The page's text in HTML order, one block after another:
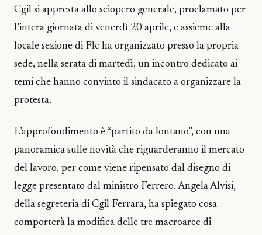
Cgil si appresta allo sciopero generale, proclamato per
l’intera giornata di venerdì 20 aprile, e assieme alla
locale sezione di Flc ha organizzato presso la propria
sede, nella serata di martedì, un incontro dedicato ai
temi che hanno convinto il sindacato a organizzare la
protesta.
L’approfondimento è “partito da lontano”, con una
panoramica sulle novità che riguarderanno il mercato
del lavoro, per come viene ripensato dal disegno di
legge presentato dal ministro Ferrero. Angela Alvisi,
della segreteria di Cgil Ferrara, ha spiegato cosa
comporterà la modifica delle tre macroaree di